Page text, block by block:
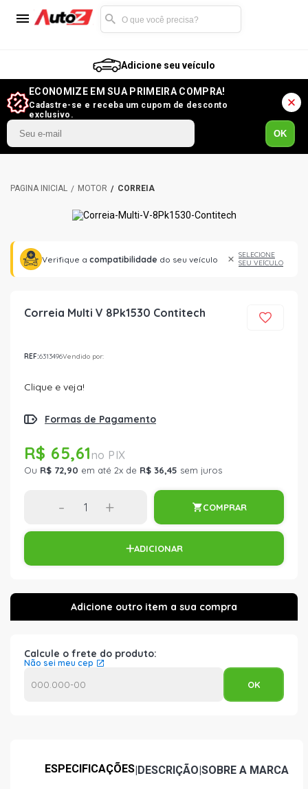
Adicione seu veículo
ECONOMIZE EM SUA PRIMEIRA COMPRA!
Cadastre-se e receba um cupom de desconto
exclusivo.
OK
MOTOR CORREIA
Verifique a compatibilidade do seu veículo
SELECIONE
SEU VEÍCULO
Correia Multi V 8Pk1530 Contitech
REF:6313496Vendido por:
Clique e veja!
Formas de Pagamento
R$ 65,61
Ou R$ 72,90 em até 2x de R$ 36,45 sem juros
- + COMPRAR
ADICIONAR
Calcule o frete do produto:
Não sei meu cep
ESPECIFICAÇÕES|DESCRIÇÃO|SOBRE A MARCA